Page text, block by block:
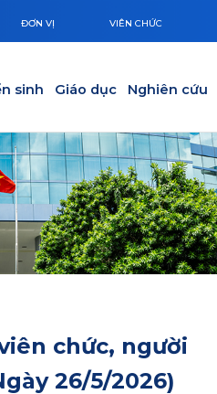
ĐƠN VỊ VIÊN CHỨC
sinh Giáo dục Nghiên cứu
chức, người
26/5/2026)